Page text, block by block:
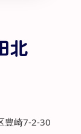
北
豊崎7-2-30